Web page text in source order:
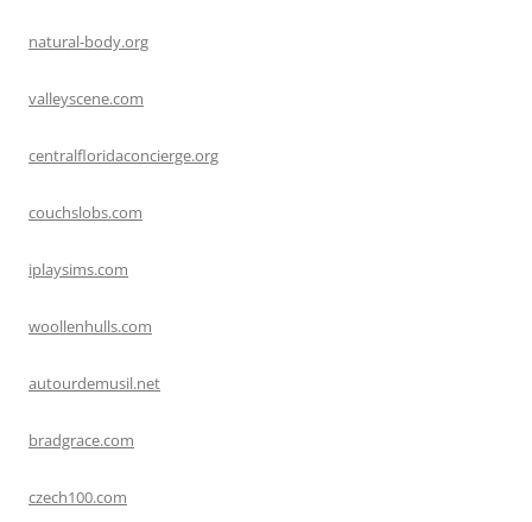
natural-body.org
valleyscene.com
centralfloridaconcierge.org
couchslobs.com
iplaysims.com
woollenhulls.com
autourdemusil.net
bradgrace.com
czech100.com